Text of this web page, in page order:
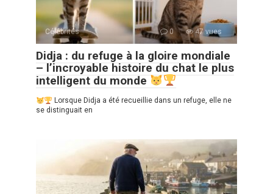
Célébrités 0 47 vues
Didja : du refuge à la gloire mondiale
– l’incroyable histoire du chat le plus
intelligent du monde
Lorsque Didja a été recueillie dans un refuge, elle ne
se distinguait en